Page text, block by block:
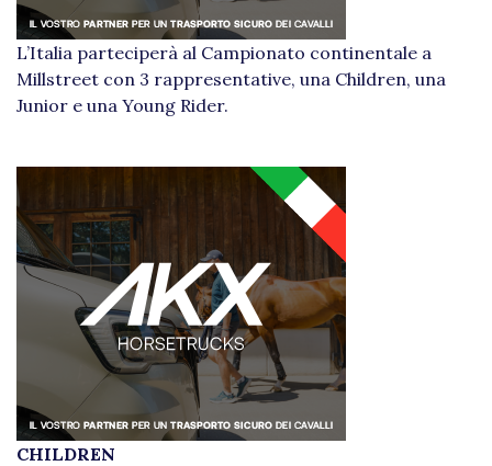
L’Italia parteciperà al Campionato continentale a
Millstreet con 3 rappresentative, una Children, una
Junior e una Young Rider.
CHILDREN